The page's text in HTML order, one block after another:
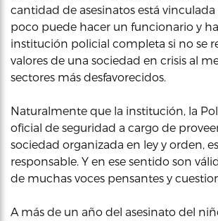
cantidad de asesinatos está
poco puede hacer un funcionario y
institución policial completa si no se
valores de una sociedad en crisis al
sectores más desfavorecidos.
Naturalmente que la institución, la
oficial de seguridad a cargo de
sociedad organizada en ley y orden,
responsable. Y en ese sentido son
de muchas voces pensantes y
A más de un año del asesinato del